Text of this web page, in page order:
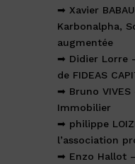
➡ Xavier
Karbonalpha,
augmentée
➡ Didier Lorre
de FIDEAS
➡ Bruno VIVES
Immobilier
➡ philippe
l’association
➡ Enzo Hallot–